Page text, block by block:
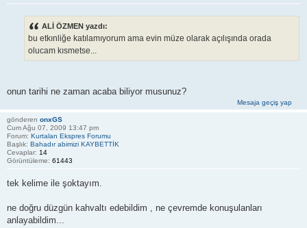
ALİ ÖZMEN yazdı:
bu etkınliğe katılamıyorum ama evin müze olarak açılışında orada
olucam kısmetse...
onun tarihi ne zaman acaba biliyor musunuz?
Mesaja geçiş yap
gönderen onxGS
Cum Ağu 07, 2009 13:47 pm
Forum: Kurtalan Ekspres Forumu
Başlık: Bahadır abimizi KAYBETTİK
Cevaplar: 14
Görüntüleme: 61443
tek kelime ile şoktayım.
ne doğru düzgün kahvaltı edebildim , ne çevremde konuşulanları
anlayabildim...